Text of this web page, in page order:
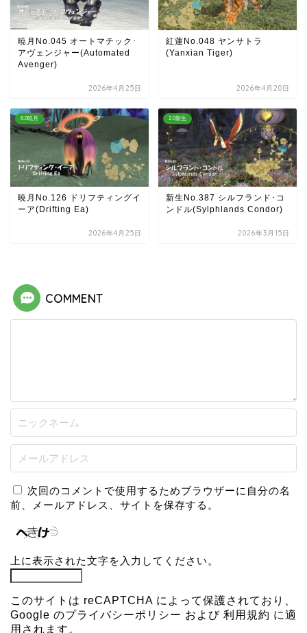
暁月No.045 オートマチック･
アヴェンジャー(Automated
Avenger)
2026年4月25日
紅蓮No.048 ヤンサトラ
(Yanxian Tiger)
2026年4月20日
6.0暁月
暁月No.126 ドリフティングイ
ーア(Drifting Ea)
2026年4月25日
2.0新生
新生No.387 シルフランド･コ
ンドル(Sylphlands Condor)
2026年3月15日
COMMENT
次回のコメントで使用するためブラウザーに自分の名
前、メールアドレス、サイトを保存する。
上に表示された文字を入力してください。
このサイトは reCAPTCHA によって保護されており、
Google のプライバシーポリシー および 利用規約 に適
用されます。